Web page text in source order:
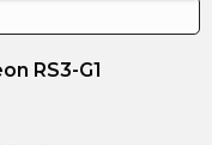
RS3-G1